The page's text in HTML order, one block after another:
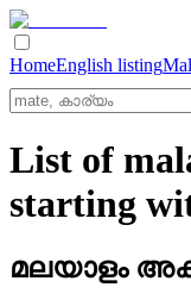
HomeEnglish listing
List of
starting
മലയാളം